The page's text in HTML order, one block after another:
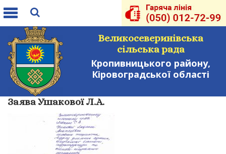
Toggle
Великосеверинівська
сільська рада
Кропивницького району,
Кіровоградської області
Заява Ушакової Л.А.